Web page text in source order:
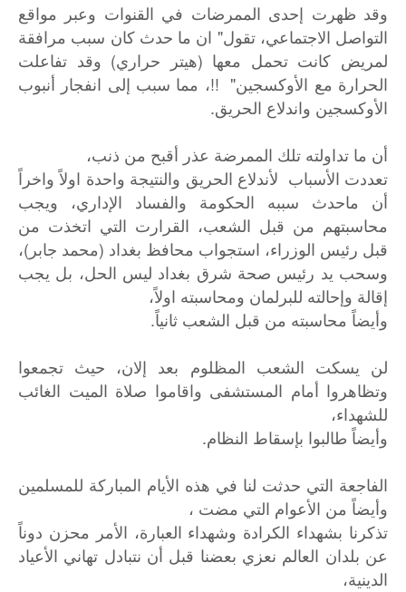
وقد ظهرت إحدى الممرضات في القنوات وعبر مواقع
التواصل الاجتماعي، تقول" ان ما حدث كان سبب مرافقة
لمريض كانت تحمل معها (هيتر حراري) وقد تفاعلت
الحرارة مع الأوكسجين" !!، مما سبب إلى انفجار أنبوب
الأوكسجين واندلاع الحريق.
أن ما تداولته تلك الممرضة عذر أقبح من ذنب،
تعددت الأسباب لأندلاع الحريق والنتيجة واحدة اولاً واخراً
أن ماحدث سببه الحكومة والفساد الإداري، ويجب
محاسبتهم من قبل الشعب، القرارت التي اتخذت من
قبل رئيس الوزراء، استجواب محافظ بغداد (محمد جابر)،
وسحب يد رئيس صحة شرق بغداد ليس الحل، بل يجب
إقالة وإحالته للبرلمان ومحاسبته اولاً،
وأيضاً محاسبته من قبل الشعب ثانياً.
لن يسكت الشعب المظلوم بعد إلان، حيث تجمعوا
وتظاهروا أمام المستشفى واقاموا صلاة الميت الغائب
للشهداء،
وأيضاً طالبوا بإسقاط النظام.
الفاجعة التي حدثت لنا في هذه الأيام المباركة للمسلمين
وأيضاً من الأعوام التي مضت ،
تذكرنا بشهداء الكرادة وشهداء العبارة، الأمر محزن دوناً
عن بلدان العالم نعزي بعضنا قبل أن نتبادل تهاني الأعياد
الدينية،